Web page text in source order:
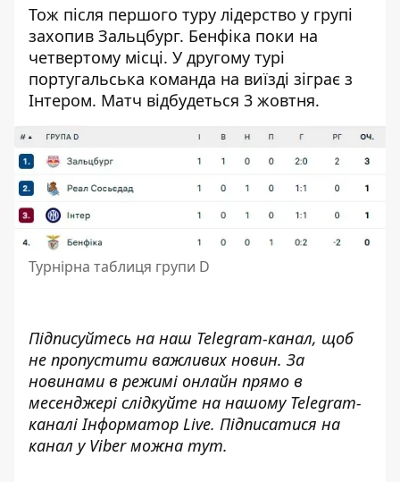
Тож після першого туру лідерство у групі
захопив Зальцбург. Бенфіка поки на
четвертому місці. У другому турі
португальська команда на виїзді зіграє з
Інтером. Матч відбудеться 3 жовтня.
Турнірна таблиця групи D
Підписуйтесь на наш Telegram-канал, щоб
не пропустити важливих новин. За
новинами в режимі онлайн прямо в
месенджері слідкуйте на нашому Telegram-
каналі Інформатор Live. Підписатися на
канал у Viber можна тут.